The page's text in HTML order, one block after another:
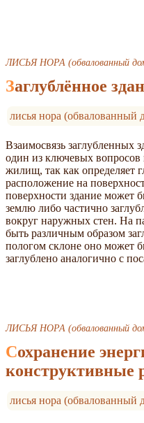
ЛИСЬЯ НОРА (обвалованный
Заглублённое
лисья нора (обвалованный
Взаимосвязь заглубленных
один из ключевых вопросов
жилищ, так как определяет
расположение на
поверхности здание может
землю либо частично
вокруг наружных стен. На
быть различным образом
пологом склоне оно может
заглублено аналогично с
ЛИСЬЯ НОРА (обвалованный
Сохранение энергии и
конструктивные
лисья нора (обвалованный